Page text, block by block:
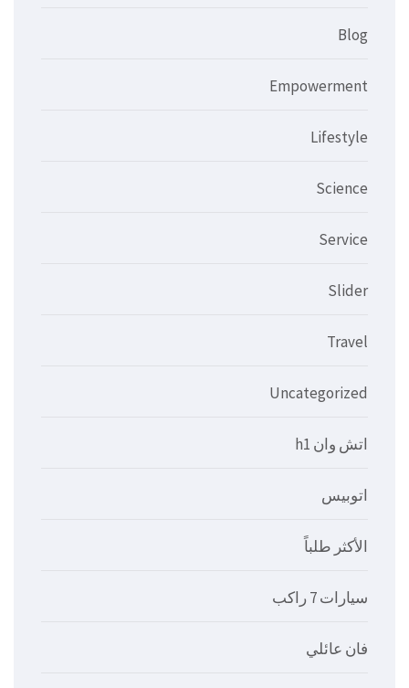
Blog
Empowerment
Lifestyle
Science
Service
Slider
Travel
Uncategorized
اتش وان h1
اتوبيس
الأكثر طلباً
سيارات 7 راكب
فان عائلي